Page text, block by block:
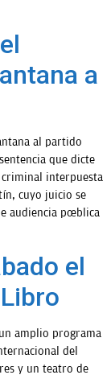
a
al partido
que dicte
criminal interpuesta
cuyo juicio se
audiencia pública
el
amplio programa
del
y un teatro de